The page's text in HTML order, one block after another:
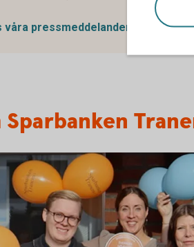
våra pressmeddelanden
Sparbanken